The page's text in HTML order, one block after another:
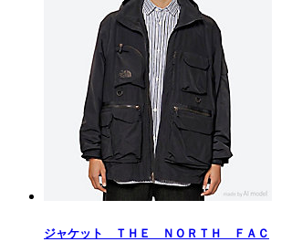
ジャケット ＴＨＥ ＮＯＲＴＨ ＦＡＣ